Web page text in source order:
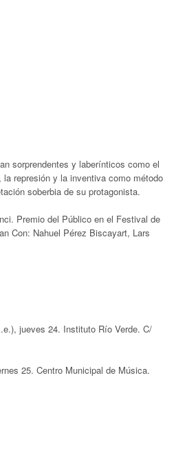
sorprendentes y laberínticos como el
represión y la inventiva como método
soberbia de su protagonista.
Premio del Público en el Festival de
Con: Nahuel Pérez Biscayart, Lars
jueves 24. Instituto Río Verde. C/
25. Centro Municipal de Música.